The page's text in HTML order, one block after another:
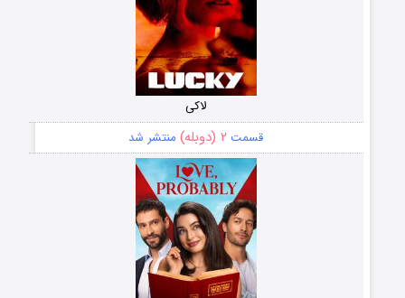
لاکی
قسمت ۲ (دوبله) منتشر شد